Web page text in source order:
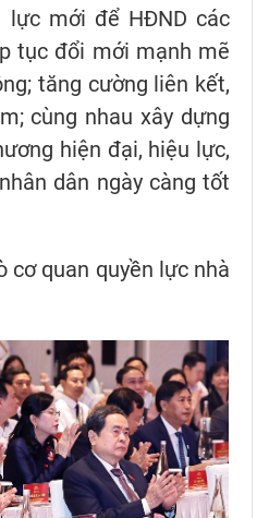
lực mới để HĐND các
tục đổi mới mạnh mẽ
tăng cường liên kết,
cùng nhau xây dựng
hiện đại, hiệu lực,
dân ngày càng tốt
cơ quan quyền lực nhà